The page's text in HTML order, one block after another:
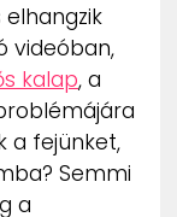
videóban,
kalap, a
a fejünket,
Semmi
a